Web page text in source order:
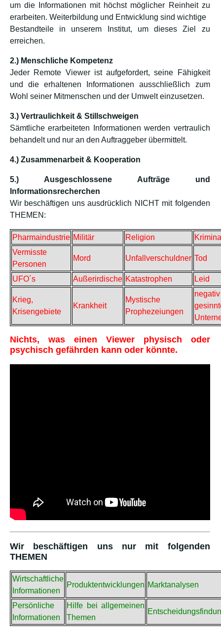
um die Informationen mit höchst möglicher Reinheit zu
erarbeiten. Weiterbildung und Entwicklung sind wichtige
Bestandteile in unserem Institut, um dieses Ziel zu
erreichen.
2.) Menschliche Kompetenz
Jeder Remote Viewer ist aufgefordert, seine Fähigkeit
und die erhaltenen Informationen ausschließlich zum
Wohl seiner Mitmenschen und der Umwelt einzusetzen.
3.) Vertraulichkeit & Stillschweigen
Sämtliche erarbeiteten Informationen werden vertraulich
behandelt und nur an den Auftraggeber übermittelt.
4.) Zusammenarbeit & Kooperation
5.) Ausgeschlossene Aufträge und
Informationsrecherchen
Wir beschäftigen uns ausdrücklich NICHT mit folgenden
THEMEN:
Pharmaindustrie Militär Religion
Vermisste
Personen
Mord Unfallverschuldner Tod
UFO´s Außerirdische Katastrophen Leid
Krieg,
Krisengebiete
Krankheit
Mystische
Prophezeiungen
negativ
Nichts, was einen Viewer physisch oder
psychisch gefährden kann oder könnte.
Wir beschäftigen uns nur mit folgenden
THEMEN
Wirtschaftliche
Informationen
Produktentwicklungen Marktanalysen
Persönliche
Informationen
Hilfe bei allgemeinen
Themen